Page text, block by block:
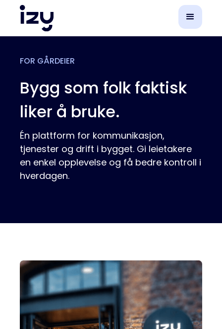
FOR GÅRDEIER
Bygg som folk faktisk
liker å bruke.
Én plattform for kommunikasjon,
tjenester og drift i bygget. Gi leietakere
en enkel opplevelse og få bedre kontroll i
hverdagen.